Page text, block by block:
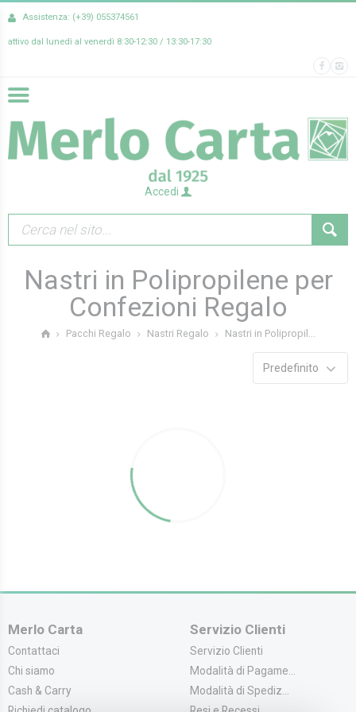
Assistenza: (+39) 055374561
attivo dal lunedì al venerdì 8:30-12:30 / 13:30-17:30
Accedi
Nastri in Polipropilene per
Confezioni Regalo
Pacchi Regalo Nastri Regalo Nastri in Polipropil...
Predefinito
Merlo Carta
Contattaci
Chi siamo
Cash & Carry
Servizio Clienti
Servizio Clienti
Modalità di Pagame...
Modalità di Spediz...